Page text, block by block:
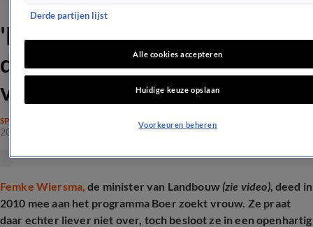
'Minister heeft spijt van
deelname aan Boer zoekt
vrouw'
SPRAAKMAKEND
20 juli 2025, 12:20
Femke Wiersma, de minister van Landbouw­(zie video), deed in
2010 mee aan het programma Boer zoekt vrouw. Ze praat
daar echter liever niet over, toch besloot ze in een openhartig
Derde partijen lijst
Alle cookies accepteren
Huidige keuze opslaan
Voorkeuren beheren